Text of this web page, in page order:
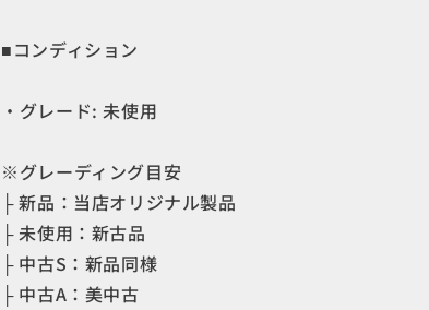
ト
ェ
の
数
量
を
減
ら
ト
ェ
の
数
を
増
や
■コンディション
・グレード: 未使用
※グレーディング目安
├ 新品：当店オリジナル製品
├ 未使用：新古品
├ 中古S：新品同様
├ 中古A：美中古